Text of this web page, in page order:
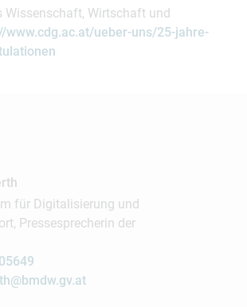
Wissenschaft, Wirtschaft und
www.cdg.ac.at/ueber-uns/25-jahre-
für Digitalisierung und
Pressesprecherin der